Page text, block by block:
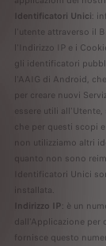
Identificatori Unici:
l'utente attraverso il
l'Indirizzo IP e i
gli identificatori
l'AAIG di Android,
per creare nuovi
essere utili
che per questi scopi
non utilizziamo altri
quanto non sono
Identificatori Unici
installata.
Indirizzo IP: è un
dall'Applicazione per
fornisce questo